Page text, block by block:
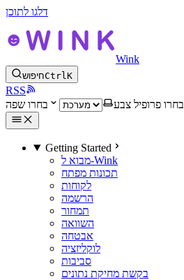
דלגו לתוכן
Wink
חיפושCtrlK
RSS
בחרו פרופיל צבע
בחרו שפה
Getting Started
מבוא ל-Wink
תכונות מפתח
לקוחות
הרשמה
תמחור
השוואה
אבטחה
לוקליזציה
סביבות
בקשת מחיקת נתונים